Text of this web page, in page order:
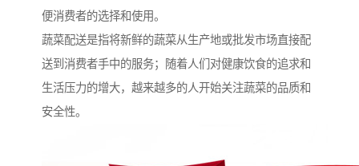
便消费者的选择和使用。
蔬菜配送是指将新鲜的蔬菜从生产地或批发市场直接配
送到消费者手中的服务；随着人们对健康饮食的追求和
生活压力的增大，越来越多的人开始关注蔬菜的品质和
安全性。